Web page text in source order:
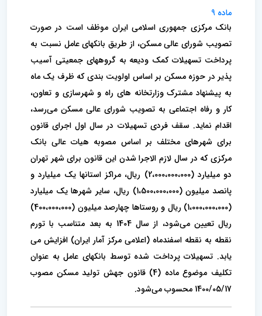
ماده 9
بانک مرکزی جمهوری اسلامی ایران موظف است در صورت
تصویب شورای عالی مسکن، از طریق بانکهای عامل نسبت به
پرداخت تسهیلات کمک ودیعه به گروههای جمعیتی آسیب
پذیر در حوزه مسکن بر اساس اولویت بندی که ظرف یک ماه
به پیشنهاد مشترک وزارتخانه های راه و شهرسازی و تعاون،
کار و رفاه اجتماعی به تصویب شورای عالی مسکن می‌رسد،
اقدام نماید. سقف فردی تسهیلات در سال اول اجرای قانون
برای شهرهای مختلف بر اساس مصوبه هیات عالی بانک
مرکزی که در سال لازم الاجرا شدن این قانون برای شهر تهران
دو میلیارد (2،000،000،000) ریال، مراکز استانها یک میلیارد و
پانصد میلیون (1،500،000،000) ریال، سایر شهرها یک میلیارد
(1،000،000،000) ریال و روستاها چهارصد میلیون (400،000،000)
ریال تعیین می‌شود، از سال 1404 به بعد متناسب با تورم
نقطه به نقطه اسفندماه (اعلامی مرکز آمار ایران) افزایش می
یابد. تسهیلات پرداخت شده توسط بانکهای عامل به عنوان
تکلیف موضوع ماده (4) قانون جهش تولید مسکن مصوب
1400/05/17 محسوب می‌شود.